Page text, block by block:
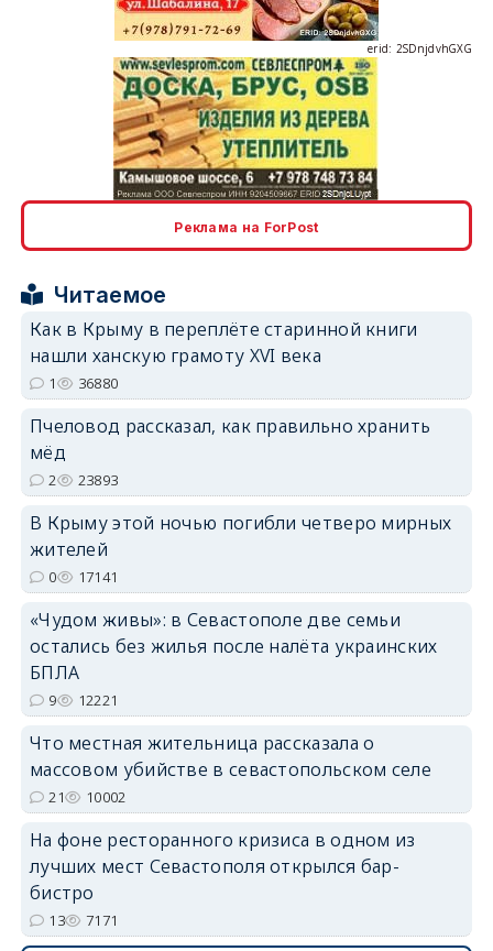
Реклама на ForPost
Читаемое
Как в Крыму в переплёте старинной книги
нашли ханскую грамоту XVI века
1 36880
Пчеловод рассказал, как правильно хранить
мёд
2 23893
В Крыму этой ночью погибли четверо мирных
жителей
0 17141
«Чудом живы»: в Севастополе две семьи
остались без жилья после налёта украинских
БПЛА
9 12221
Что местная жительница рассказала о
массовом убийстве в севастопольском селе
21 10002
На фоне ресторанного кризиса в одном из
лучших мест Севастополя открылся бар-
бистро
13 7171